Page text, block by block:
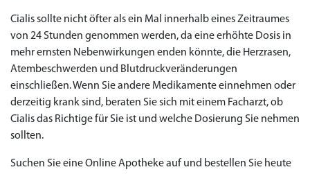
Cialis sollte nicht öfter als ein Mal innerhalb eines Zeitraumes
von 24 Stunden genommen werden, da eine erhöhte Dosis in
mehr ernsten Nebenwirkungen enden könnte, die Herzrasen,
Atembeschwerden und Blutdruckveränderungen
einschließen. Wenn Sie andere Medikamente einnehmen oder
derzeitig krank sind, beraten Sie sich mit einem Facharzt, ob
Cialis das Richtige für Sie ist und welche Dosierung Sie nehmen
sollten.
Suchen Sie eine Online Apotheke auf und bestellen Sie heute